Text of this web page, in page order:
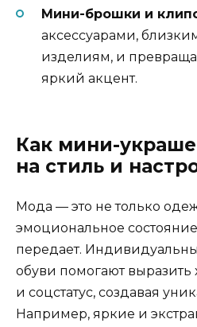
Мини-брошки и
аксессуарами,
изделиям, и
яркий акцент.
Как мини-
на стиль и
Мода — это не только
эмоциональное
передает.
обуви помогают выразить
и соцстатус, создавая
Например, яркие и